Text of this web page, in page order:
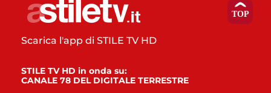
Scarica l'app di STILE TV HD
STILE TV HD in onda su:
CANALE 78 DEL DIGITALE TERRESTRE